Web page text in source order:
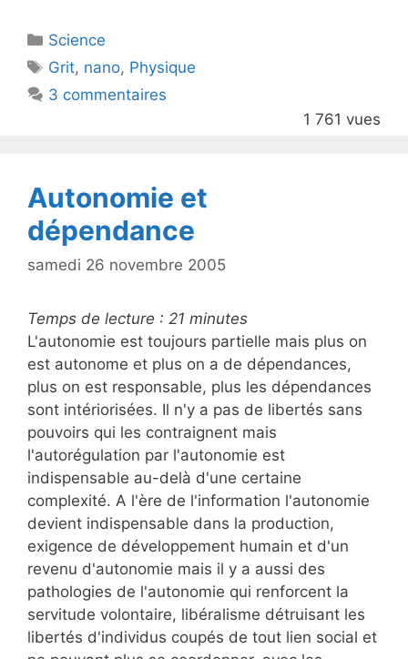
er e
b
o
Catégories
Science
Étiquettes
Grit, nano, Physique
3 commentaires
1 761 vues
Autonomie et
dépendance
samedi 26 novembre 2005
Temps de lecture : 21 minutes
L'autonomie est toujours partielle mais plus on
est autonome et plus on a de dépendances,
plus on est responsable, plus les dépendances
sont intériorisées. Il n'y a pas de libertés sans
pouvoirs qui les contraignent mais
l'autorégulation par l'autonomie est
indispensable au-delà d'une certaine
complexité. A l'ère de l'information l'autonomie
devient indispensable dans la production,
exigence de développement humain et d'un
revenu d'autonomie mais il y a aussi des
pathologies de l'autonomie qui renforcent la
servitude volontaire, libéralisme détruisant les
libertés d'individus coupés de tout lien social et